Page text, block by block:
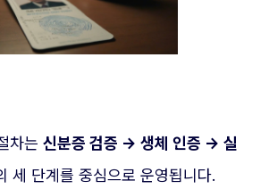
차는 신분증 검증 → 생체 인증 → 실
세 단계를 중심으로 운영됩니다.